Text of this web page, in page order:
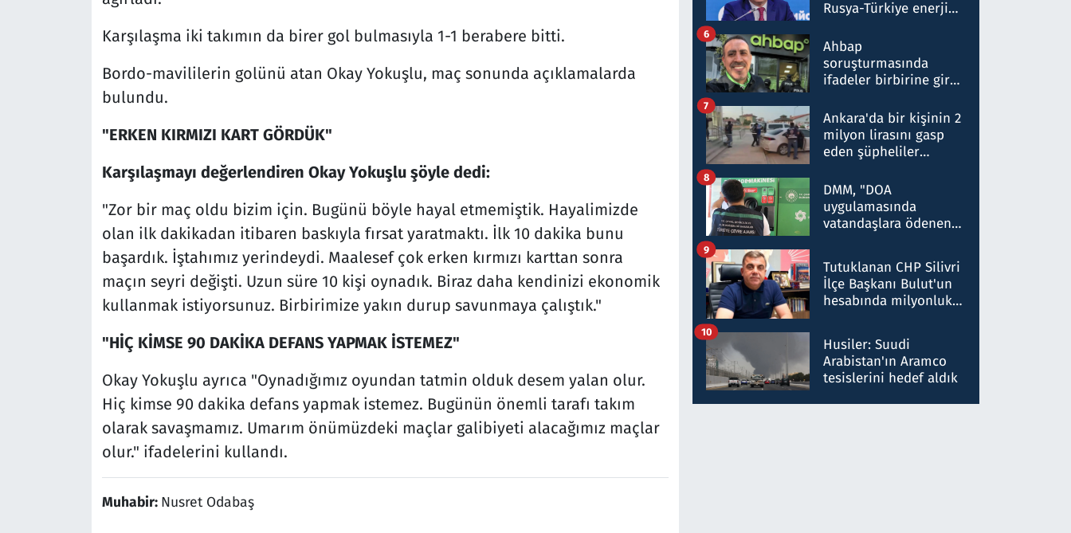
Karşılaşma iki takımın da birer gol bulmasıyla 1-1 berabere bitti.
Bordo-mavililerin golünü atan Okay Yokuşlu, maç sonunda açıklamalarda
bulundu.
"ERKEN KIRMIZI KART GÖRDÜK"
Karşılaşmayı değerlendiren Okay Yokuşlu şöyle dedi:
"Zor bir maç oldu bizim için. Bugünü böyle hayal etmemiştik. Hayalimizde
olan ilk dakikadan itibaren baskıyla fırsat yaratmaktı. İlk 10 dakika bunu
başardık. İştahımız yerindeydi. Maalesef çok erken kırmızı karttan sonra
maçın seyri değişti. Uzun süre 10 kişi oynadık. Biraz daha kendinizi ekonomik
kullanmak istiyorsunuz. Birbirimize yakın durup savunmaya çalıştık."
"HİÇ KİMSE 90 DAKİKA DEFANS YAPMAK İSTEMEZ"
Okay Yokuşlu ayrıca "Oynadığımız oyundan tatmin olduk desem yalan olur.
Hiç kimse 90 dakika defans yapmak istemez. Bugünün önemli tarafı takım
olarak savaşmamız. Umarım önümüzdeki maçlar galibiyeti alacağımız maçlar
olur." ifadelerini kullandı.
Muhabir: Nusret Odabaş
Rusya-Türkiye enerji
nitelikte olduğunu
belirtti
Ahbap
soruşturmasında
ifadeler birbirine girdi:
ifadelerinden ortaya
çıkan tablo şok etti
6
Ankara'da bir kişinin 2
milyon lirasını gasp
eden şüpheliler
7
DMM, "DOA
uygulamasında
vatandaşlara ödenen
düşürüldüğü" iddiasını
yalanladı
8
Tutuklanan CHP Silivri
İlçe Başkanı Bulut'un
hesabında milyonluk
talimat verdi, ben
gönderdim
9
Husiler: Suudi
Arabistan'ın Aramco
tesislerini hedef aldık
10